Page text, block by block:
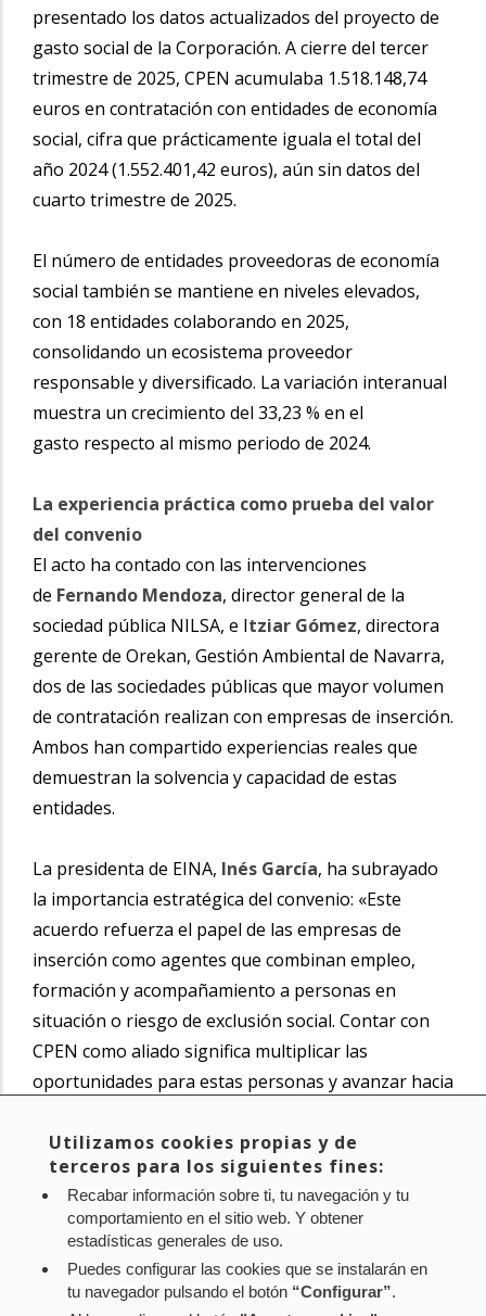
presentado los datos actualizados del proyecto de
gasto social de la Corporación. A cierre del tercer
trimestre de 2025, CPEN acumulaba 1.518.148,74
euros en contratación con entidades de economía
social, cifra que prácticamente iguala el total del
año 2024 (1.552.401,42 euros), aún sin datos del
cuarto trimestre de 2025.
El número de entidades proveedoras de economía
social también se mantiene en niveles elevados,
con 18 entidades colaborando en 2025,
consolidando un ecosistema proveedor
responsable y diversificado. La variación interanual
muestra un crecimiento del 33,23 % en el
gasto respecto al mismo periodo de 2024.
La experiencia práctica como prueba del valor
del convenio
El acto ha contado con las intervenciones
de Fernando Mendoza, director general de la
sociedad pública NILSA, e Itziar Gómez, directora
gerente de Orekan, Gestión Ambiental de Navarra,
dos de las sociedades públicas que mayor volumen
de contratación realizan con empresas de inserción.
Ambos han compartido experiencias reales que
demuestran la solvencia y capacidad de estas
entidades.
La presidenta de EINA, Inés García, ha subrayado
la importancia estratégica del convenio: «Este
acuerdo refuerza el papel de las empresas de
inserción como agentes que combinan empleo,
formación y acompañamiento a personas en
situación o riesgo de exclusión social. Contar con
CPEN como aliado significa multiplicar las
oportunidades para estas personas y avanzar hacia
Como cierre del acto, se ha procedido a la firma del
convenio por parte del director general de CPEN y
la presidenta de EINA.
Utilizamos cookies propias y de
terceros para los siguientes fines:
Recabar información sobre ti, tu navegación y tu
comportamiento en el sitio web. Y obtener
estadísticas generales de uso.
Puedes configurar las cookies que se instalarán en
tu navegador pulsando el botón “Configurar”.